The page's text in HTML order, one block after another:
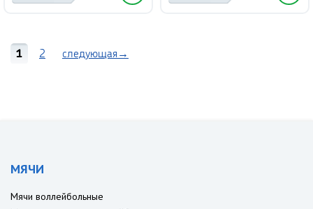
1 2 следующая→
МЯЧИ
Мячи воллейбольные